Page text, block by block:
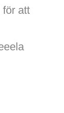
för att